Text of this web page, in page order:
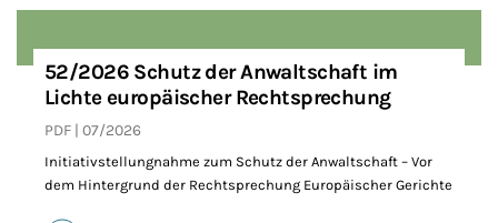
52/2026 Schutz der Anwaltschaft im
Lichte europäischer Rechtsprechung
PDF 07/2026
Initiativstellungnahme zum Schutz der Anwaltschaft – Vor
dem Hintergrund der Rechtsprechung Europäischer Gerichte